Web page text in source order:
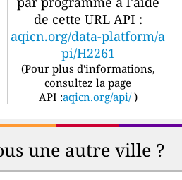
de cette URL API :
aqicn.org/data-platform/a
pi/H2261
(Pour plus d'informations,
consultez la page
API :aqicn.org/api/ )
une autre ville ?